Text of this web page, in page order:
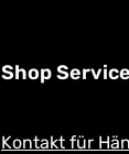
Shop Service
Kontakt für